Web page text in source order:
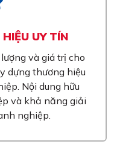
UY TÍN
và giá trị cho
dựng thương hiệu
Nội dung hữu
và khả năng giải
nghiệp.